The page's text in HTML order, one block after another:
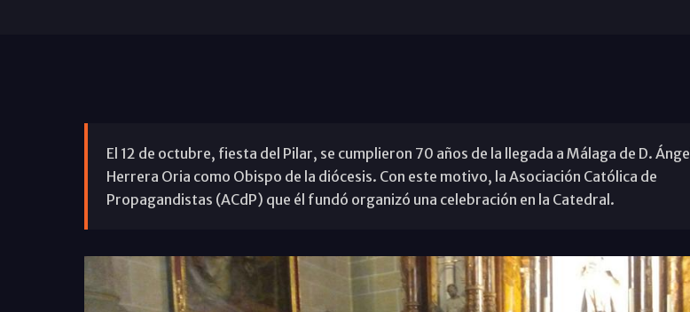
El 12 de octubre, fiesta del Pilar, se cumplieron 70 años de la llegada a Málaga de D. Ángel
Herrera Oria como Obispo de la diócesis. Con este motivo, la Asociación Católica de
Propagandistas (ACdP) que él fundó organizó una celebración en la Catedral.